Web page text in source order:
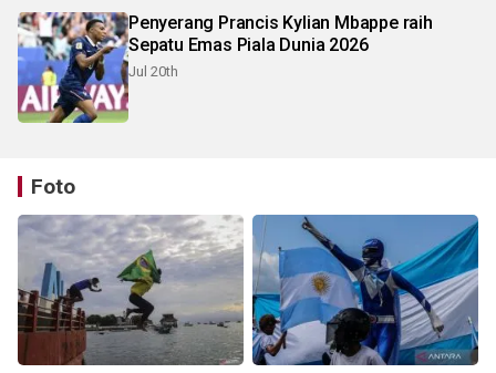
Penyerang Prancis Kylian Mbappe raih
Sepatu Emas Piala Dunia 2026
Jul 20th
Foto